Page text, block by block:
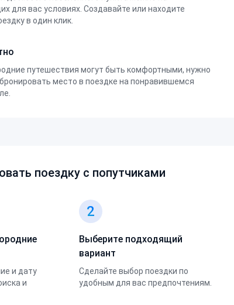
для вас условиях. Создавайте или находите
в один клик.
путешествия могут быть комфортными, нужно
место в поездке на понравившемся
поездку с попутчиками
и дату
и
2
Выберите подходящий
вариант
Сделайте выбор поездки по
удобным для вас предпочтениям.